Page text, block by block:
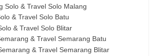
Solo & Travel Solo Malang
& Travel Solo Batu
& Travel Solo Blitar
& Travel Semarang Batu
& Travel Semarang Blitar